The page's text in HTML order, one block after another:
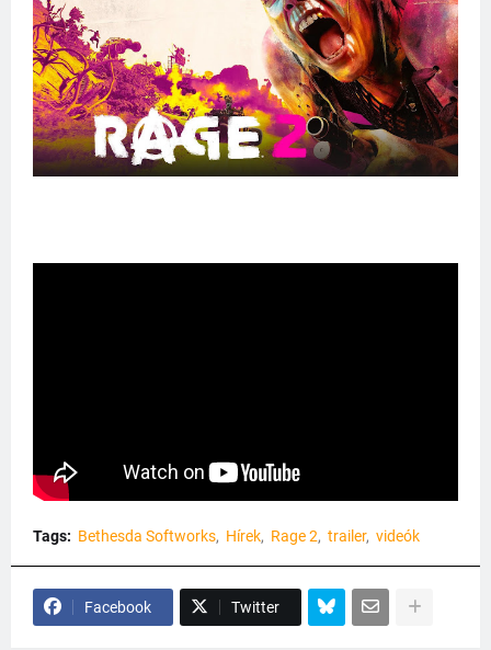
Tags: Bethesda Softworks Hírek Rage 2 trailer videók
Facebook Twitter